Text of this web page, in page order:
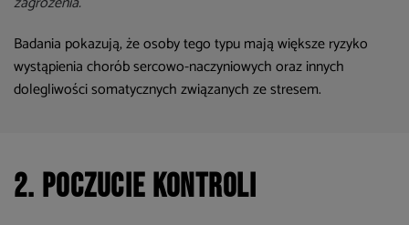
Badania pokazują, że osoby tego typu mają większe ryzyko
wystąpienia chorób sercowo-naczyniowych oraz innych
dolegliwości somatycznych związanych ze stresem.
2. Poczucie kontroli